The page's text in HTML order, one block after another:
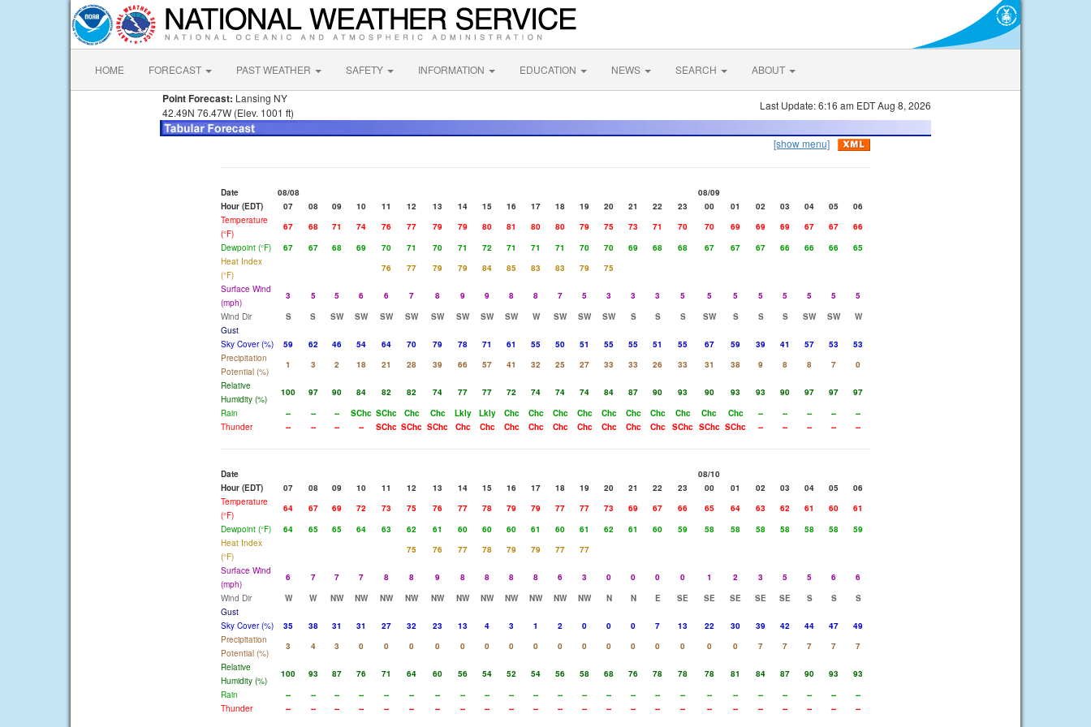
HOME FORECAST PAST WEATHER SAFETY INFORMATION EDUCATION NEWS SEARCH ABOUT
Point Forecast: Lansing NY
42.49N 76.47W (Elev. 1001 ft)
Last Update: 6:16 am EDT Aug 8, 2026
[show menu]
Date 08/08
08/09
Hour (EDT)
07 08 09 10 11 12 13 14 15 16 17 18 19 20 21 22 23 00 01 02 03 04 05
06
Temperature
(°F)
67 68 71 74 76 77 79 79 80 81 80 80 79 75 73 71 70 70 69 69 69 67 67
66
Dewpoint (°F)
67 67 68 69 70 71 70 71 72 71 71 71 70 70 69 68 68 67 67 67 66 66 66
65
Heat Index
(°F)
76 77 79 79 84 85 83 83 79
75
Surface Wind
(mph)
3 5 5 6 6 7 8 9 9 8 8 7 5 3 3 3 5 5 5 5 5 5 5
5
Wind Dir
S S SW SW SW SW SW SW SW SW W SW SW SW S S S SW S S S SW SW
W
Gust
Sky Cover (%)
59 62 46 54 64 70 79 78 71 61 55 50 51 55 55 51 55 67 59 39 41 57 53
53
Precipitation
Potential (%)
1 3 2 18 21 28 39 66 57 41 32 25 27 33 33 26 33 31 38 9 8 8 7
0
Relative
Humidity (%)
100 97 90 84 82 82 74 77 77 72 74 74 74 84 87 90 93 90 93 93 90 97 97
97
Rain
-- -- -- SChc SChc Chc Chc Lkly Lkly Chc Chc Chc Chc Chc Chc Chc Chc Chc Chc -- -- -- --
--
Thunder
-- -- -- -- SChc SChc SChc Chc Chc Chc Chc Chc Chc Chc Chc Chc SChc SChc SChc -- -- -- -- --
Date
08/10
Hour (EDT)
07 08 09 10 11 12 13 14 15 16 17 18 19 20 21 22 23 00 01 02 03 04 05
06
Temperature
(°F)
64 67 69 72 73 75 76 77 78 79 79 77 77 73 69 67 66 65 64 63 62 61 60
61
Dewpoint (°F)
64 65 65 64 63 62 61 60 60 60 61 60 61 62 61 60 59 58 58 58 58 58 58
59
Heat Index
(°F)
75 76 77 78 79 79 77
77
Surface Wind
(mph)
6 7 7 7 8 8 9 8 8 8 8 6 3 0 0 0 0 1 2 3 5 5 6
6
Wind Dir
W W NW NW NW NW NW NW NW NW NW NW NW N N E SE SE SE SE SE S S
S
Gust
Sky Cover (%)
35 38 31 31 27 32 23 13 4 3 1 2 0 0 0 7 13 22 30 39 42 44 47
49
Precipitation
Potential (%)
3 4 3 0 0 0 0 0 0 0 0 0 0 0 0 0 0 0 0 7 7 7 7
7
Relative
Humidity (%)
100 93 87 76 71 64 60 56 54 52 54 56 58 68 76 78 78 78 81 84 87 90 93
93
Rain
-- -- -- -- -- -- -- -- -- -- -- -- -- -- -- -- -- -- -- -- -- -- --
--
Thunder
-- -- -- -- -- -- -- -- -- -- -- -- -- -- -- -- -- -- -- -- -- -- -- --